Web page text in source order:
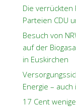
Die verrückten
Parteien CDU
Besuch von
auf der
in Euskirchen
Energie –
17 Cent